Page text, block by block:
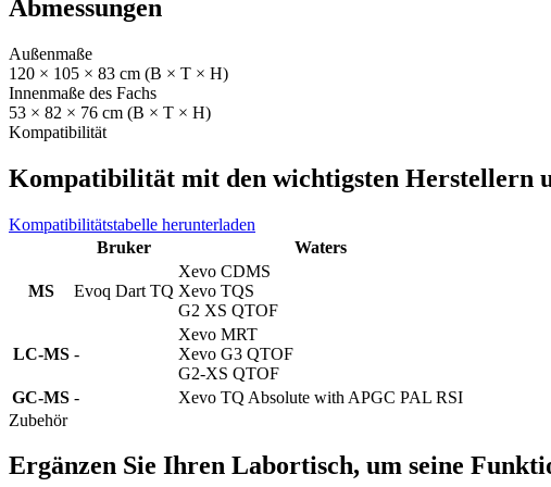
Abmessungen
Außenmaße
120 × 105 × 83 cm (B × T × H)
Innenmaße des Fachs
53 × 82 × 76 cm (B × T × H)
Kompatibilität
Kompatibilität mit den wichtigsten Herstellern
Kompatibilitätstabelle herunterladen
Bruker
Waters
MS Evoq Dart TQ
Xevo CDMS
Xevo TQS
G2 XS QTOF
LC-MS -
Xevo MRT
Xevo G3 QTOF
G2-XS QTOF
GC-MS -
Xevo TQ Absolute with APGC PAL RSI
Zubehör
Ergänzen Sie Ihren Labortisch, um seine